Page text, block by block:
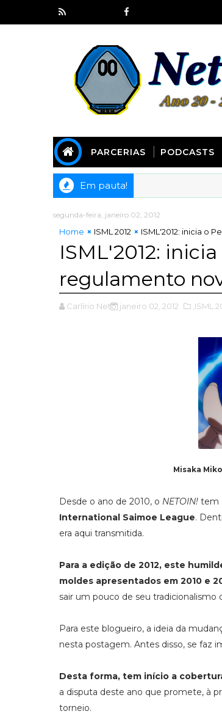
PARCERIAS PODCASTS
Em pauta!
segunda-feira, janeiro 02, 2012
Home ISML 2012 ISML'2012: inicia o
ISML'2012:
regulamento
Carlírio Neto janeiro 02, 2012 ,ISML
Misaka
Desde o ano de 2010, o NETOIN! tem
International Saimoe League.
era aqui transmitida.
Para a edição de 2012, este
moldes apresentados em 2010 e
sair um pouco de seu tradicionalismo
Para este blogueiro, a ideia da
nesta postagem. Antes disso, se faz
Desta forma, tem início a
a disputa deste ano que promete, à
torneio.